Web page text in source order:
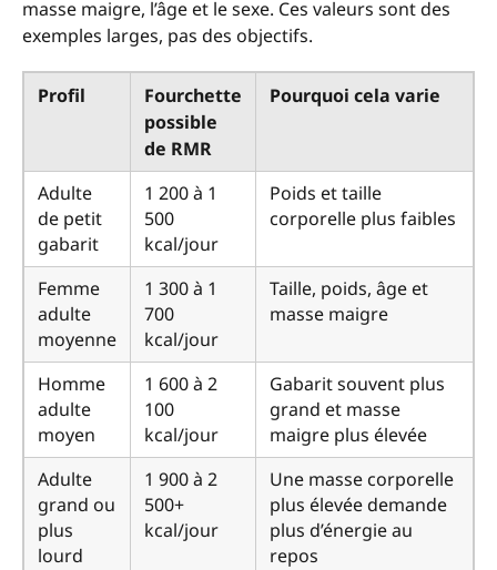
masse maigre, l’âge et le sexe. Ces valeurs sont des
exemples larges, pas des objectifs.
Profil
Fourchette
possible
de RMR
Pourquoi cela varie
Adulte
de petit
gabarit
1 200 à 1
500
kcal/jour
Poids et taille
corporelle plus faibles
Femme
adulte
moyenne
1 300 à 1
700
kcal/jour
Taille, poids, âge et
masse maigre
Homme
adulte
moyen
1 600 à 2
100
kcal/jour
Gabarit souvent plus
grand et masse
maigre plus élevée
Adulte
grand ou
plus
lourd
1 900 à 2
500+
kcal/jour
Une masse corporelle
plus élevée demande
plus d’énergie au
repos